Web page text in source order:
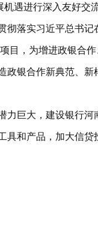
遇进行深入友好交
落实习近平总书
目，为增进政银合
银合作新典范、新
巨大，建设银行
和产品，加大信